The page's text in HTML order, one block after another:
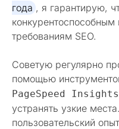
года , я гарантирую,
требованиям SEO.
Советую регулярно
помощью
PageSpeed Insights
устранять узкие
пользовательский